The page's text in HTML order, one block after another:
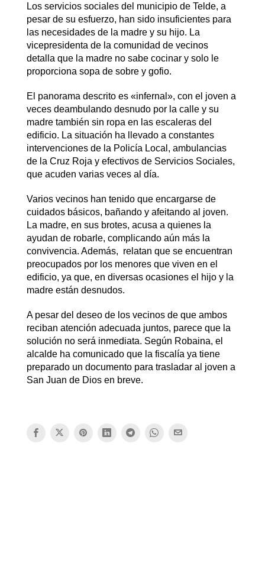
Los servicios sociales del municipio de Telde, a
pesar de su esfuerzo, han sido insuficientes para
las necesidades de la madre y su hijo. La
vicepresidenta de la comunidad de vecinos
detalla que la madre no sabe cocinar y solo le
proporciona sopa de sobre y gofio.
El panorama descrito es «infernal», con el joven a
veces deambulando desnudo por la calle y su
madre también sin ropa en las escaleras del
edificio. La situación ha llevado a constantes
intervenciones de la Policía Local, ambulancias
de la Cruz Roja y efectivos de Servicios Sociales,
que acuden varias veces al día.
Varios vecinos han tenido que encargarse de
cuidados básicos, bañando y afeitando al joven.
La madre, en sus brotes, acusa a quienes la
ayudan de robarle, complicando aún más la
convivencia. Además, relatan que se encuentran
preocupados por los menores que viven en el
edificio, ya que, en diversas ocasiones el hijo y la
madre están desnudos.
A pesar del deseo de los vecinos de que ambos
reciban atención adecuada juntos, parece que la
solución no será inmediata. Según Robaina, el
alcalde ha comunicado que la fiscalía ya tiene
preparado un documento para trasladar al joven a
San Juan de Dios en breve.